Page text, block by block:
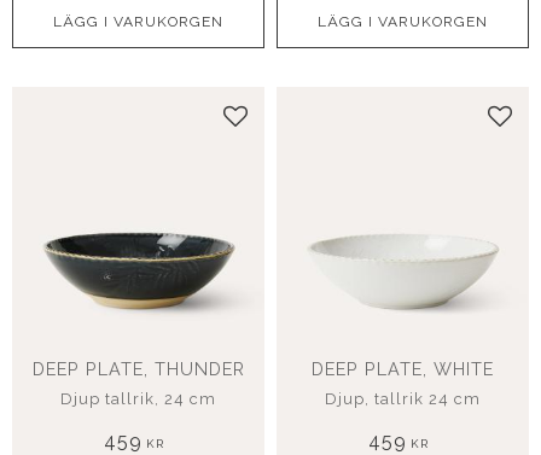
DEEP PLATE, THUNDER
Djup tallrik, 24 cm
459 KR
Lägg till i favoriter
DEEP PLATE, WHITE
Djup, tallrik 24 cm
459 KR